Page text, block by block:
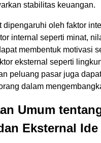
stabilitas keuangan.
dipengaruhi oleh faktor
internal seperti minat,
membentuk motivasi
eksternal seperti
peluang pasar juga
dalam
Umum
Eksternal Ide